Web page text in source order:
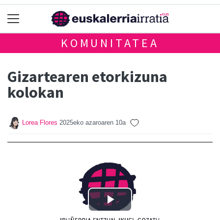
KOMUNITATEA
Gizartearen etorkizuna
kolokan
Lorea Flores 2025eko azaroaren 10a